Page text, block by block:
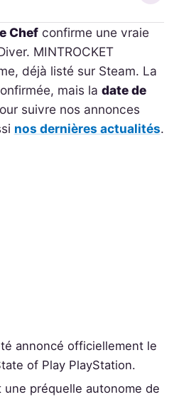
Chefconfirme une vraie
MINTROCKET
déjà listé sur Steam. La
mais la date de
suivre nos annonces
nos dernières actualités.
annoncé officiellement le
of Play PlayStation.
préquelle autonome de